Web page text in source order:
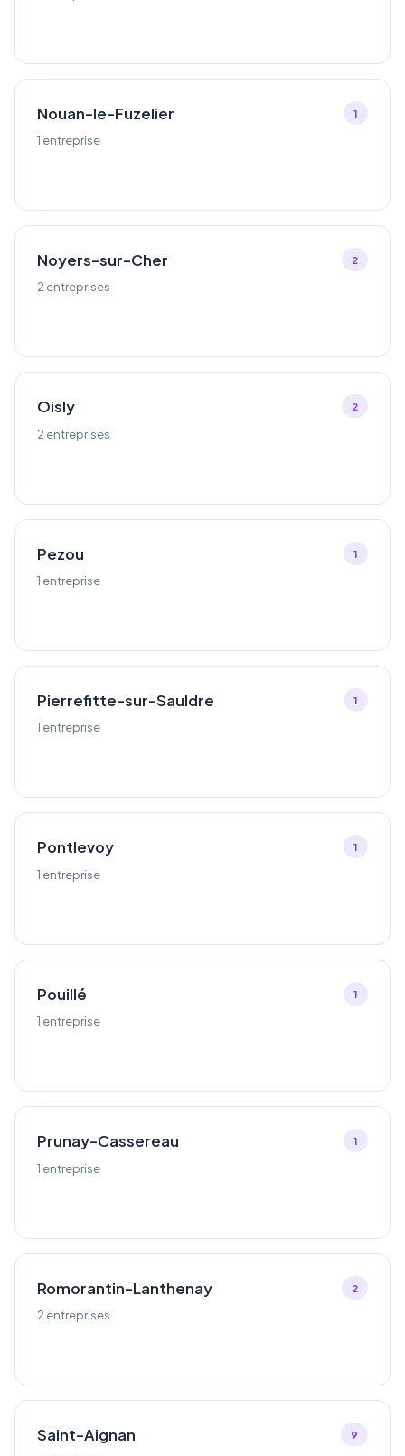
Nouan-le-Fuzelier
1 entreprise
1
Noyers-sur-Cher
2 entreprises
2
Oisly
2 entreprises
2
Pezou
1 entreprise
1
Pierrefitte-sur-Sauldre
1 entreprise
1
Pontlevoy
1 entreprise
1
Pouillé
1 entreprise
1
Prunay-Cassereau
1 entreprise
1
Romorantin-Lanthenay
2 entreprises
2
Saint-Aignan 9